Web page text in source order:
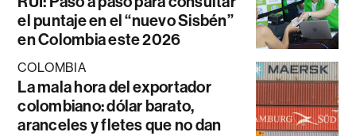
el puntaje en el “nuevo Sisbén”
en Colombia este 2026
COLOMBIA
La mala hora del exportador
colombiano: dólar barato,
aranceles y fletes que no dan